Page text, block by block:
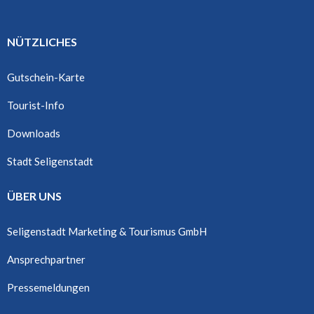
NÜTZLICHES
Gutschein-Karte
Tourist-Info
Downloads
Stadt Seligenstadt
ÜBER UNS
Seligenstadt Marketing & Tourismus GmbH
Ansprechpartner
Pressemeldungen